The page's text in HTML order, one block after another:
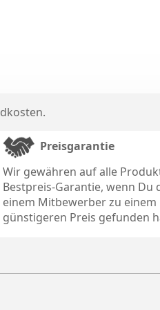
.
Preisgarantie
Wir gewähren auf alle
Bestpreis-Garantie, wenn Du
einem Mitbewerber zu einem
günstigeren Preis gefunden